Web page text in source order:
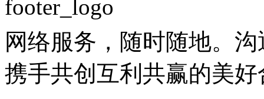
网络服务，随时随地。
携手共创互利共赢的美好